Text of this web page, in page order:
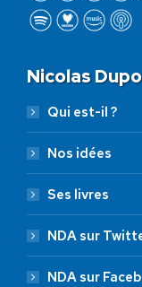
Nicolas
Qui est-il ?
Nos idées
Ses livres
NDA sur
NDA sur